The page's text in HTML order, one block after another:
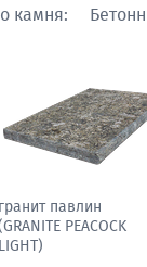
камня:
гранит павлин
PEACOCK
LIGHT)